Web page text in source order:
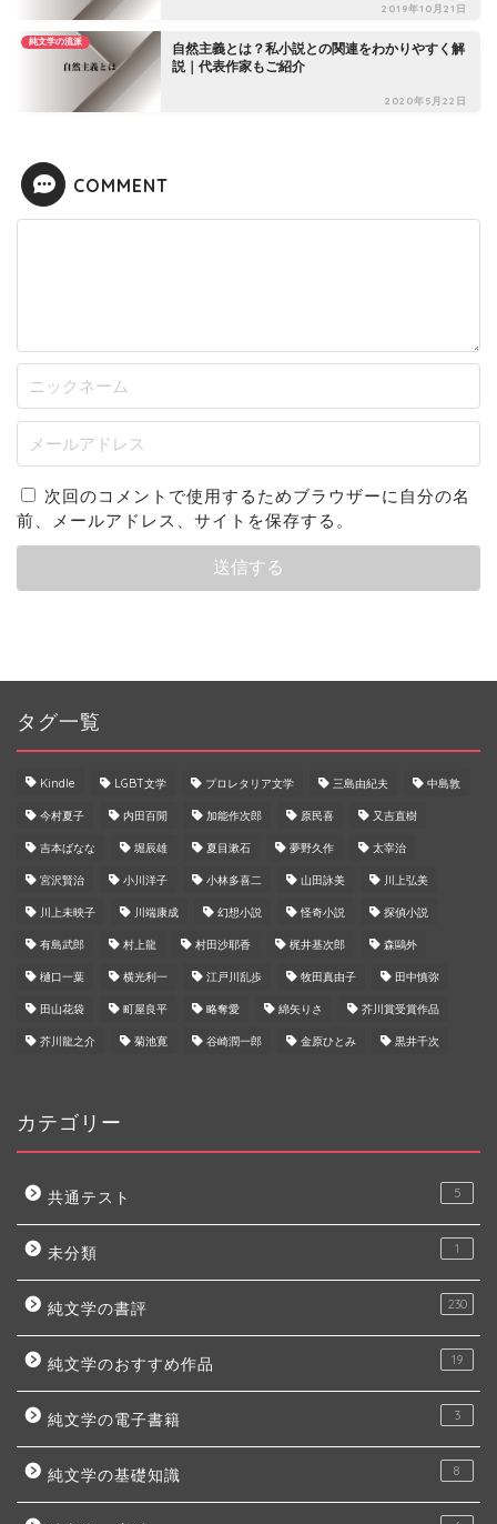
2019年10月21日
純文学の流派
自然主義とは？私小説との関連をわかりやすく解
説｜代表作家もご紹介
2020年5月22日
COMMENT
次回のコメントで使用するためブラウザーに自分の名
前、メールアドレス、サイトを保存する。
タグ一覧
Kindle LGBT文学 プロレタリア文学 三島由紀夫 中島敦
今村夏子 内田百閒 加能作次郎 原民喜 又吉直樹
吉本ばなな 堀辰雄 夏目漱石 夢野久作 太宰治
宮沢賢治 小川洋子 小林多喜二 山田詠美 川上弘美
川上未映子 川端康成 幻想小説 怪奇小説 探偵小説
有島武郎 村上龍 村田沙耶香 梶井基次郎 森鷗外
樋口一葉 横光利一 江戸川乱歩 牧田真由子 田中慎弥
田山花袋 町屋良平 略奪愛 綿矢りさ 芥川賞受賞作品
芥川龍之介 菊池寛 谷崎潤一郎 金原ひとみ 黒井千次
カテゴリー
共通テスト 5
未分類 1
純文学の書評 230
純文学のおすすめ作品 19
純文学の電子書籍 3
純文学の基礎知識 8